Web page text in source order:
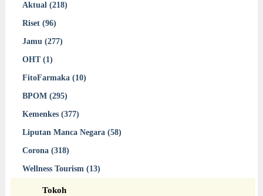
Aktual (218)
Riset (96)
Jamu (277)
OHT (1)
FitoFarmaka (10)
BPOM (295)
Kemenkes (377)
Liputan Manca Negara (58)
Corona (318)
Wellness Tourism (13)
Tokoh